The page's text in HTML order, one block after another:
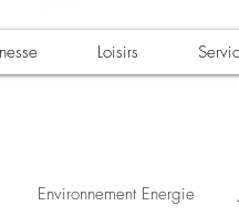
Loisirs
Environnement Energie